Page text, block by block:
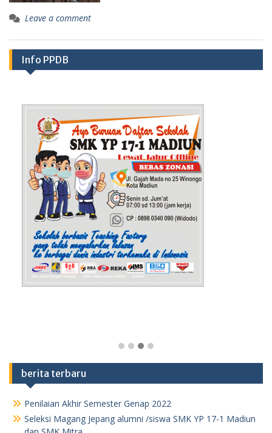
Leave a comment
Info PPDB
berita terbaru
Penilaian Akhir Semester Genap 2022
Seleksi Magang Jepang alumni /siswa SMK YP 17-1 Madiun